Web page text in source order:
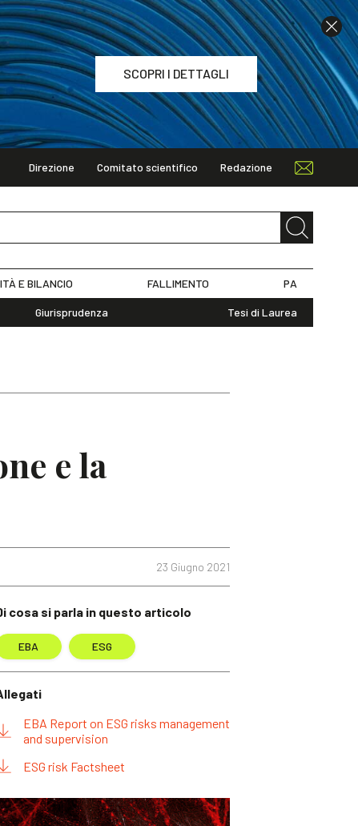
SCOPRI I DETTAGLI
Direzione Comitato scientifico Redazione
E BILANCIO FALLIMENTO PA
Giurisprudenza Tesi di Laurea
e la
23 Giugno 2021
cosa si parla in questo articolo
EBA ESG
EBA Report on ESG risks management
and supervision
ESG risk Factsheet